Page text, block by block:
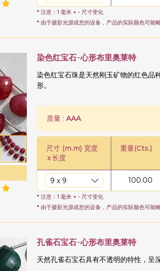
* 注意：1 毫米 + - 尺寸变化
* 由于摄影光源或您的设备，产品的实际颜色可能略
染色红宝石-心形布里奥莱特
染色红宝石珠是天然刚玉矿物的红色品
形。
质量 : AAA
尺寸 (m.m) 宽度
x长度
重量(Cts.)
100.00
* 注意：1 毫米 + - 尺寸变化
* 由于摄影光源或您的设备，产品的实际颜色可能略
孔雀石宝石-心形布里奥莱特
天然孔雀石宝石具有不透明的特性，呈